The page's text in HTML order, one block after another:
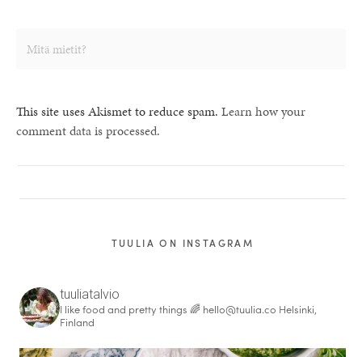
This site uses Akismet to reduce spam. Learn how your
comment data is processed.
TUULIA ON INSTAGRAM
tuuliatalvio
I like food and pretty things 🌈 hello@tuulia.co Helsinki,
Finland